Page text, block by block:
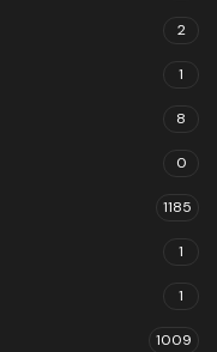
2
1
8
0
1185
1
1
1009